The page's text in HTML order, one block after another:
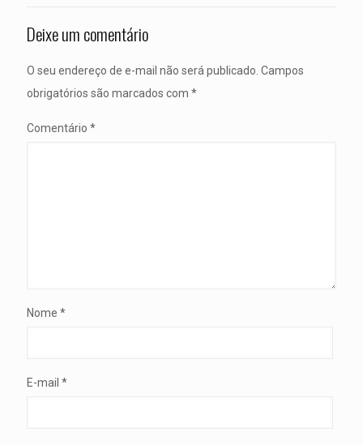
Deixe um comentário
O seu endereço de e-mail não será publicado. Campos
obrigatórios são marcados com *
Comentário *
Nome *
E-mail *